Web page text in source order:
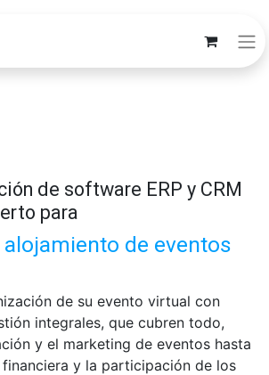
de software ERP y CRM
para
de eventos
de su evento virtual con
integrales, que cubren todo,
y el marketing de eventos hasta
y la participación de los